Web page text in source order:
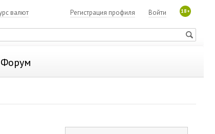
валют 18+
Войти
Регистрация профиля
Форум